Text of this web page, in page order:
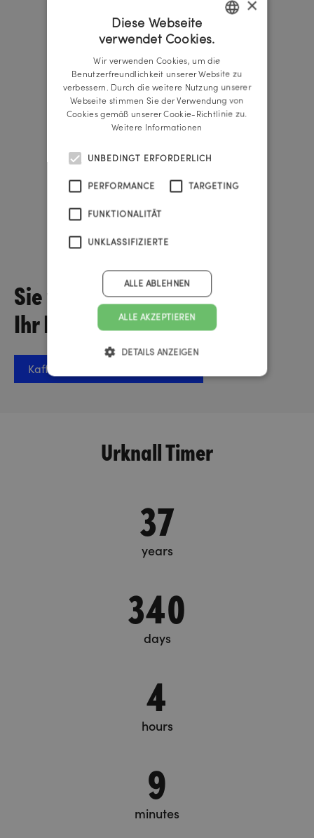
Sie wollen über
Ihr Projekt sprechen?
Kaffee-Termin vereinbaren
Urknall Timer
37
years
340
days
4
hours
9
minutes
GERMAN
×
Diese Webseite
verwendet Cookies.
Wir verwenden Cookies, um die
Benutzerfreundlichkeit unserer Website zu
verbessern. Durch die weitere Nutzung unserer
Webseite stimmen Sie der Verwendung von
Cookies gemäß unserer Cookie-Richtlinie zu.
Weitere Informationen
UNBEDINGT ERFORDERLICH
PERFORMANCE TARGETING
FUNKTIONALITÄT
UNKLASSIFIZIERTE
ALLE AKZEPTIEREN
ALLE ABLEHNEN
DETAILS ANZEIGEN